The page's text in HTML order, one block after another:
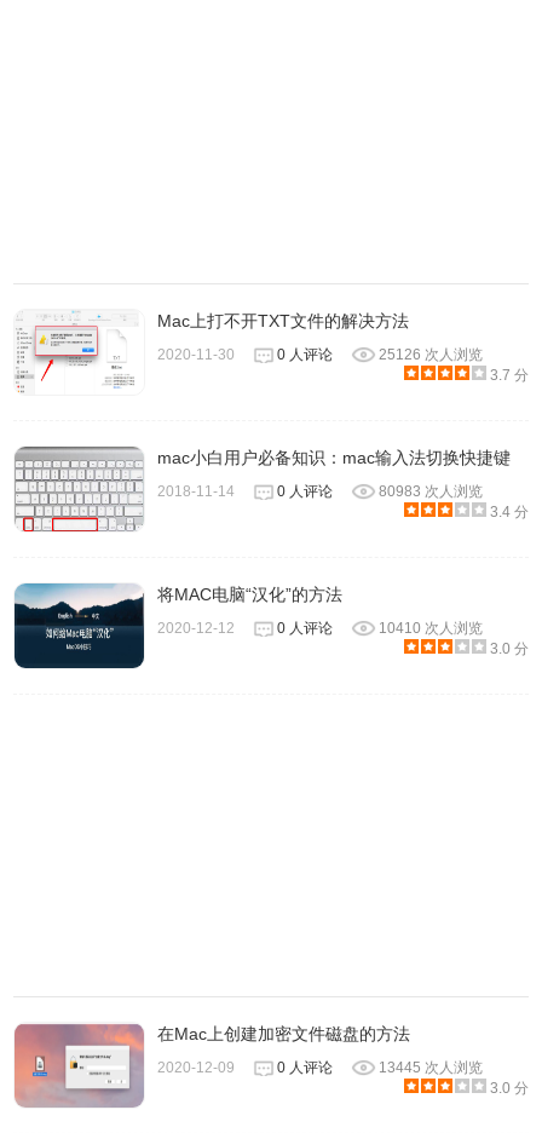
机方法的全部内容，是不是非常的简单，如果你经常忘记关
闭电脑，不妨设置后让电脑自己关机以延长使用寿命。
Mac上打不开TXT文件的解决方法
2020-11-30 0 人评论
25126 次人浏览
3.7 分
mac小白用户必备知识：mac输入法切换快捷键
2018-11-14 0 人评论
80983 次人浏览
3.4 分
将MAC电脑“汉化”的方法
2020-12-12 0 人评论
10410 次人浏览
3.0 分
在Mac上创建加密文件磁盘的方法
2020-12-09 0 人评论
13445 次人浏览
3.0 分